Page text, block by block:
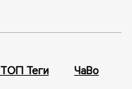
ТОП Теги ЧаВо